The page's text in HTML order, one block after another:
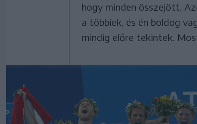
hogy minden összejött.
a többiek, és én boldog
mindig előre tekintek.